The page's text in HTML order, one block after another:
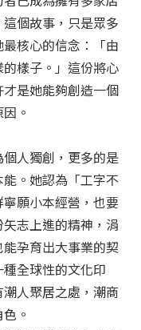
個故事，只是眾多
核心的信念：「由
樣子。」這份將心
是她能夠創造一個
。
人獨創，更多的是
。她認為「工字不
願小本經營，也要
志上進的精神，涓
孕育出大事業的契
全球性的文化印
人聚居之處，潮商
。